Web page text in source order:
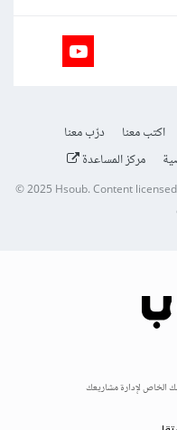
اكتب معنا
درّب معنا
مركز المساعدة
© 2025Hsoub.Content